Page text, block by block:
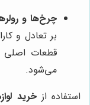
چرخ‌ها و
بر تعادل و
قطعات اصلی
می‌شود.
استفاده از خرید